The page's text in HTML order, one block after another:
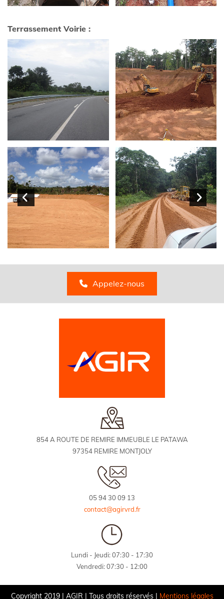
Terrassement Voirie :
Appelez-nous
854 A ROUTE DE REMIRE IMMEUBLE LE PATAWA
97354 REMIRE MONTJOLY
05 94 30 09 13
contact@agirvrd.fr
Lundi - Jeudi: 07:30 - 17:30
Vendredi: 07:30 - 12:00
Copyright 2019 | AGIR | Tous droits réservés | Mentions légales